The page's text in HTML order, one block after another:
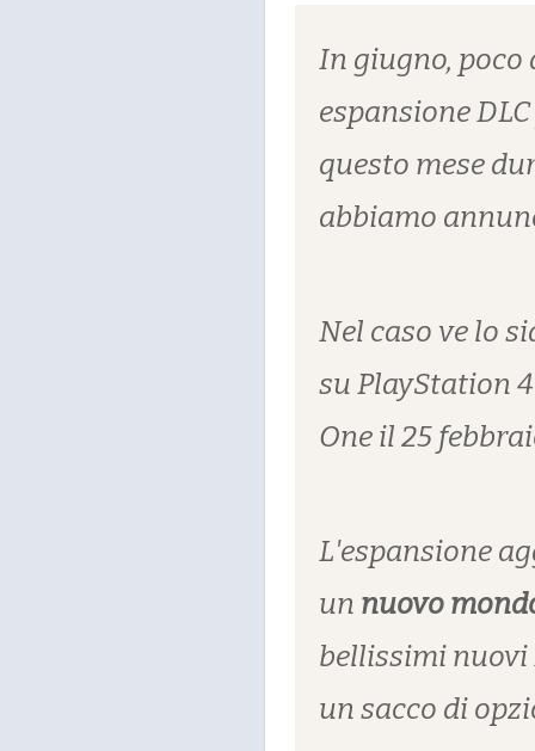
In giugno, poco
espansione
questo mese
abbiamo
Nel caso ve lo
su PlayStation
One il 25
L'espansione
un nuovo
bellissimi nuovi
un sacco di